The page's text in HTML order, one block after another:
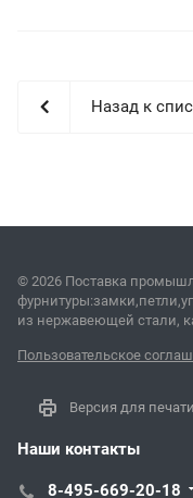
Назад к
© 2026 Поставка
из нержавеющей стали,
Пользовательское
Версия для печати
Наши контакты
8-495-669-20-18